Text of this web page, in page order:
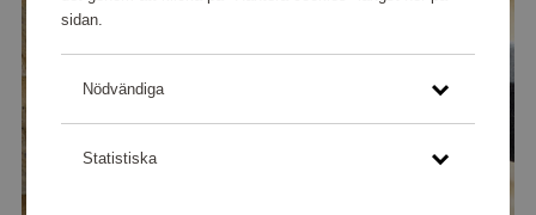
sidan.
Nödvändiga
Statistiska